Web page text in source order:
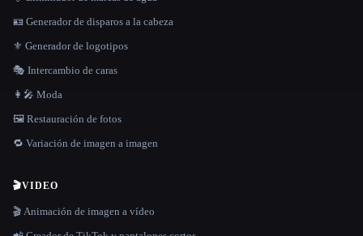
🪪 Generador de disparos a la cabeza
⚜️ Generador de logotipos
🎭 Intercambio de caras
👩‍🎤 Moda
🖼️ Restauración de fotos
🔁 Variación de imagen a imagen
🎬VIDEO
🎬 Animación de imagen a vídeo